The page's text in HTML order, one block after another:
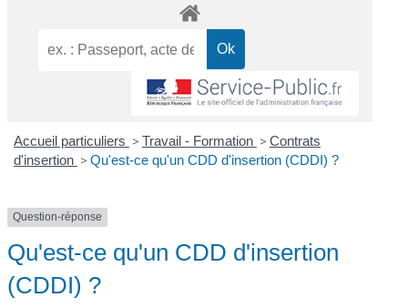
Accueil particuliers > Travail - Formation > Contrats
d'insertion > Qu'est-ce qu'un CDD d'insertion (CDDI) ?
Question-réponse
Qu'est-ce qu'un CDD d'insertion
(CDDI) ?